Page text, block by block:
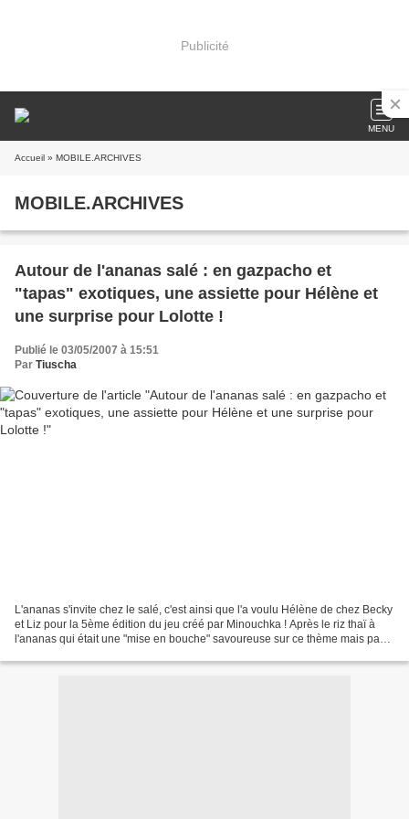
Publicité
MENU
Accueil » MOBILE.ARCHIVES
MOBILE.ARCHIVES
Autour de l'ananas salé : en gazpacho et
"tapas" exotiques, une assiette pour Hélène et
une surprise pour Lolotte !
Publié le 03/05/2007 à 15:51
Par Tiuscha
L'ananas s'invite chez le salé, c'est ainsi que l'a voulu Hélène de chez Becky
et Liz pour la 5ème édition du jeu créé par Minouchka ! Après le riz thaï à
l'ananas qui était une "mise en bouche" savoureuse sur ce thème mais pas